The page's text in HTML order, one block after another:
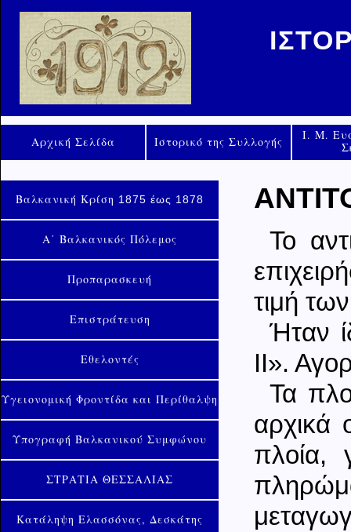
Αρχική Σελίδα Ιστορικό της Συλλογής
Ι. Μ.
Βαλκανική Κρίση 1875 έως 1878
Α΄ Βαλκανικός Πόλεμος
Προπαρασκευή
Επιστράτευση
Εθελοντές
Υγειονομική Φροντίδα και Περίθαλψη
Υπογραφή Βαλκανικού Συμφώνου
ΣΤΡΑΤΙΑ ΘΕΣΣΑΛΙΑΣ
Κατάληψη Ελασσόνας, Δεσκάτης
Το
τιμή
Ήταν
ΙΙ».
Τα
αρχικά
πλοία,